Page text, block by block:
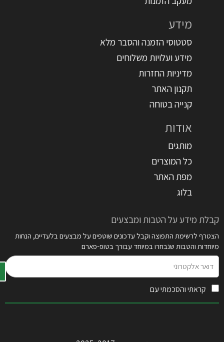
מידע
סטטוסי הזמנה והסבר מלא
מידע ועלויות משלוחים
מדיניות החזרות
תקנון האתר
קנייה בטוחה
אודות
מותגים
כל המוצרים
מפת האתר
בלוג
קבלת מידע על הטבות ומבצעים
הצטרף לרשימת התפוצה וקבל עדכונים שוטפים על מבצעים בלעדיים, הנחות
מיוחדות והטבות שנבחרו במיוחד עבורך בטופ-פארם
אלקטרוני
קראתי והסכמתי עם